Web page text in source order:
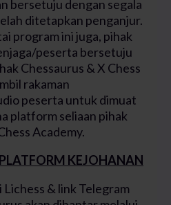
bersetuju dengan segala
ditetapkan penganjur.
program ini juga, pihak
peserta bersetuju
Chessaurus & X Chess
rakaman
peserta untuk dimuat
platform seliaan pihak
Academy.
KEJOHANAN
Lichess & link Telegram